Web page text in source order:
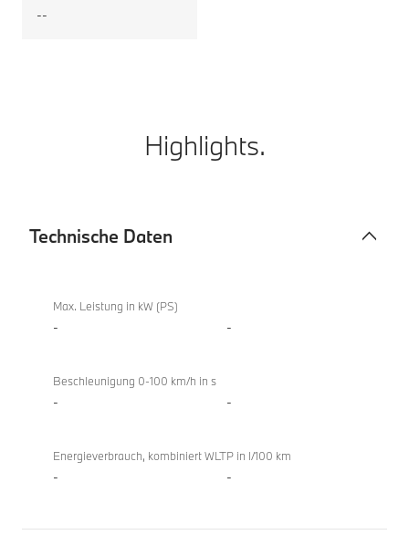
--
Highlights.
Technische Daten
DatenMax. Leistung in kW (PS)
- -
Beschleunigung 0-100 km/h in s
- -
Energieverbrauch, kombiniert WLTP in l/100 km
- -